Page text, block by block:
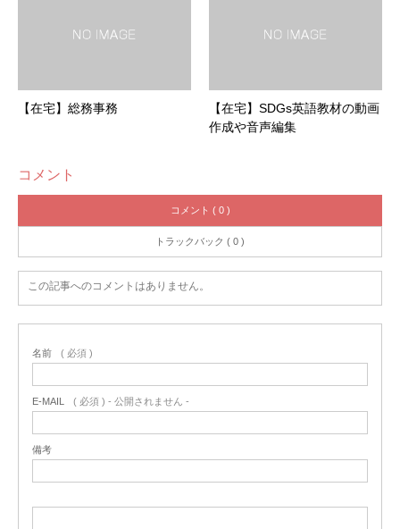
【在宅】総務事務
【在宅】SDGs英語教材の動画
作成や音声編集
コメント
コメント ( 0 )
トラックバック ( 0 )
この記事へのコメントはありません。
名前 ( 必須 )
E-MAIL ( 必須 ) - 公開されません -
備考